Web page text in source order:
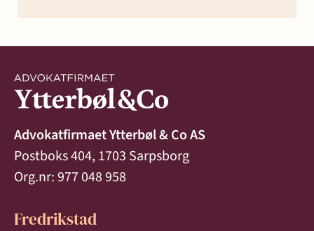
Advokatfirmaet Ytterbøl & Co AS
Postboks 404, 1703 Sarpsborg
Org.nr: 977 048 958
Fredrikstad